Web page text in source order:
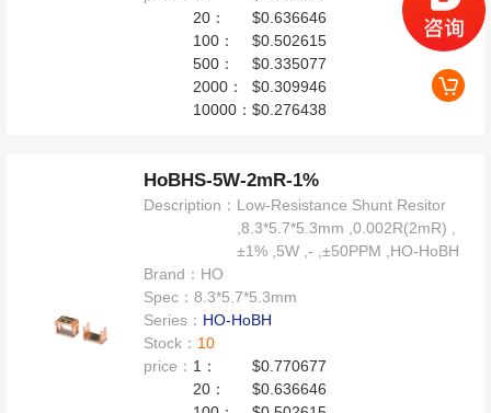
20：
$0.636646
100：
$0.502615
500：
$0.335077
2000：
$0.309946
10000：$0.276438
HoBHS-5W-2mR-1%
Description： Low-Resistance Shunt Resitor
,8.3*5.7*5.3mm ,0.002R(2mR) ,
±1% ,5W ,- ,±50PPM ,HO-HoBH
Brand： HO
Spec：8.3*5.7*5.3mm
Series： HO-HoBH
Stock： 10
price： 1：
$0.770677
20：
$0.636646